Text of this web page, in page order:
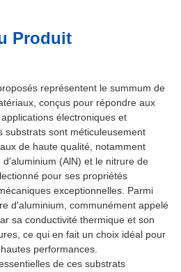
Produit
représentent le summum de
conçus pour répondre aux
électroniques et
substrats sont méticuleusement
de haute qualité, notamment
(AlN) et le nitrure de
pour ses propriétés
exceptionnelles. Parmi
d'aluminium, communément appelé
sa conductivité thermique et son
ce qui en fait un choix idéal pour
performances.
de ces substrats